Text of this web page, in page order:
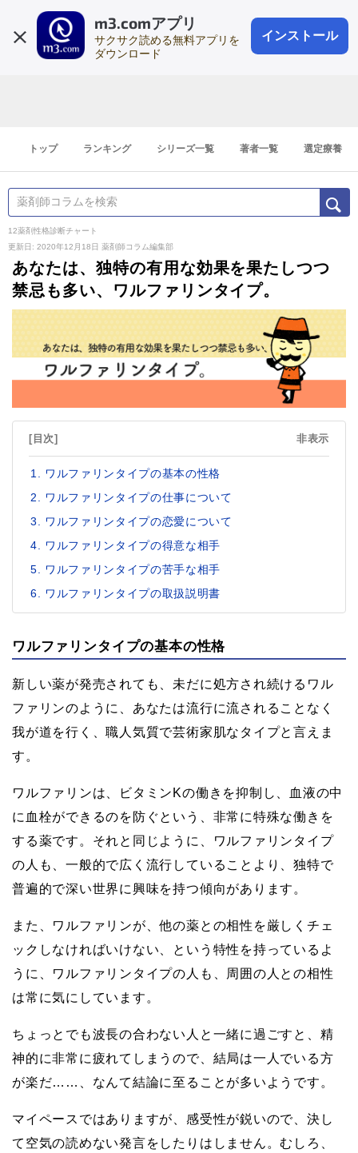
m3.comアプリ
サクサク読める無料アプリを
ダウンロード
インストール
会員登録
登録1分
トップ ランキング シリーズ一覧 著者一覧 選定療養
12薬剤性格診断チャート
更新日: 2020年12月18日 薬剤師コラム編集部
あなたは、独特の有用な効果を果たしつつ
禁忌も多い、ワルファリンタイプ。
[目次] 非表示
ワルファリンタイプの基本の性格
ワルファリンタイプの仕事について
ワルファリンタイプの恋愛について
ワルファリンタイプの得意な相手
ワルファリンタイプの苦手な相手
ワルファリンタイプの取扱説明書
ワルファリンタイプの基本の性格
新しい薬が発売されても、未だに処方され続けるワル
ファリンのように、あなたは流行に流されることなく
我が道を行く、職人気質で芸術家肌なタイプと言えま
す。
ワルファリンは、ビタミンKの働きを抑制し、血液の中
に血栓ができるのを防ぐという、非常に特殊な働きを
する薬です。それと同じように、ワルファリンタイプ
の人も、一般的で広く流行していることより、独特で
普遍的で深い世界に興味を持つ傾向があります。
また、ワルファリンが、他の薬との相性を厳しくチェ
ックしなければいけない、という特性を持っているよ
うに、ワルファリンタイプの人も、周囲の人との相性
は常に気にしています。
ちょっとでも波長の合わない人と一緒に過ごすと、精
神的に非常に疲れてしまうので、結局は一人でいる方
が楽だ……、なんて結論に至ることが多いようです。
マイペースではありますが、感受性が鋭いので、決し
て空気の読めない発言をしたりはしません。むしろ、